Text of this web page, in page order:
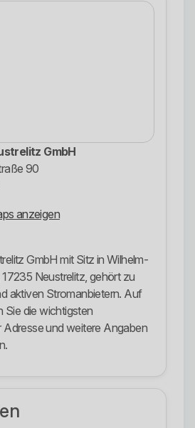
GmbH
90
anzeigen
GmbH mit Sitz in Wilhelm-
Neustrelitz, gehört zu
aktiven Stromanbietern. Auf
Sie die wichtigsten
und weitere Angaben